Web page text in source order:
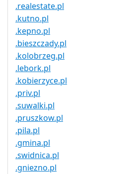
.realestate.pl
.kutno.pl
.kepno.pl
.bieszczady.pl
.kolobrzeg.pl
.lebork.pl
.kobierzyce.pl
.priv.pl
.suwalki.pl
.pruszkow.pl
.pila.pl
.gmina.pl
.swidnica.pl
.gniezno.pl